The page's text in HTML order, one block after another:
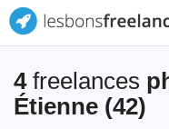
4freelances
Étienne (42)